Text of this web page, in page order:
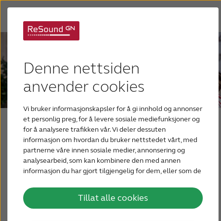
Denne nettsiden
anvender cookies
Vi bruker informasjonskapsler for å gi innhold og annonser
et personlig preg, for å levere sosiale mediefunksjoner og
for å analysere trafikken vår. Vi deler dessuten
informasjon om hvordan du bruker nettstedet vårt, med
partnerne våre innen sosiale medier, annonsering og
analysearbeid, som kan kombinere den med annen
informasjon du har gjort tilgjengelig for dem, eller som de
Tillat alle cookies
Blogg for fagfolk
Blogg for fagfolk